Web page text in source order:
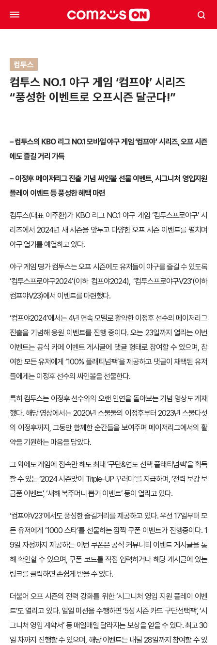
컴투스
컴투스 NO.1 야구 게임 ‘컴프야’ 시리즈
“풍성한 이벤트로 오프시즌 달군다!”
–컴투스의 KBO 리그 NO.1 모바일 야구 게임 ‘컴프야’ 시리즈, 오프 시즌
에도 즐길 거리 가득
– 이정후 메이저리그 진출 기념 싸인볼 선물 이벤트, 시그니처 영입지원
플레이 이벤트 등 풍성한 혜택 마련
컴투스(대표 이주환)가 KBO 리그 NO.1 야구 게임 ‘컴투스프로야구’ 시
리즈에서 2024년 새 시즌을 앞두고 다양한 오프 시즌 이벤트를 펼치며
야구 열기를 예열하고 있다.
야구 게임 명가 컴투스는 오프 시즌에도 유저들이 야구를 즐길 수 있도록
‘컴투스프로야구2024’(이하 컴프야2024), ‘컴투스프로야구V23’(이하
컴프야V23)에서 이벤트를 마련했다.
‘컴프야2024’에서는 4년 연속 모델로 활약한 이정후 선수의 메이저리그
진출을 기념해 응원 이벤트를 진행 중이다. 오는 23일까지 열리는 이번
이벤트는 공식 카페 이벤트 게시글에 댓글 형태로 참여할 수 있으며, 참
여한 모든 유저에게 ‘100% 플래티넘팩’을 제공하고 댓글이 채택된 유저
들에게는 이정후 선수의 싸인볼을 선물한다.
특히 컴투스는 이정후 선수와의 오랜 인연을 돌아보는 기념 영상도 게재
했다. 해당 영상에서는 2020년 스물둘의 이정후부터 2023년 스물다섯
의 이정후까지, 그동안 함께한 순간들을 보여주며 메이저리그에서의 활
약을 기원하는 마음을 담았다.
그 외에도 게임에 접속만 해도 최대 ‘구단&연도 선택 플래티넘팩’을 획득
할 수 있는 ‘2024 시즌맞이 Triple-UP 꾸러미’를 지급하며, ‘전력 보강 보
급품 이벤트’, ‘새해 복주머니 뽑기 이벤트’ 등이 열리고 있다.
‘컴프야V23’에서도 풍성한 즐길거리를 제공하고 있다. 우선 17일부터 모
든 유저에게 ‘1000 스타’를 선물하는 깜짝 쿠폰 이벤트가 진행중이다. 1
9일 자정까지 제공하는 이번 쿠폰은 공식 커뮤니티 이벤트 게시글을 통
해 확인할 수 있으며, 쿠폰 코드를 직접 입력하거나 해당 게시글에 있는
링크를 클릭하면 손쉽게 받을 수 있다.
더불어 오프 시즌의 전력 강화를 위한 ‘시그니처 영입 지원 플레이 이벤
트’도 열리고 있다. 일일 미션을 수행하면 ‘5성 시즌 카드 구단선택팩’, ‘시
그니처 영입 계약서’ 등 매일매일 달라지는 보상을 얻을 수 있다. 최고 30
일 차까지 진행할 수 있으며, 해당 이벤트는 내달 28일까지 참여할 수 있